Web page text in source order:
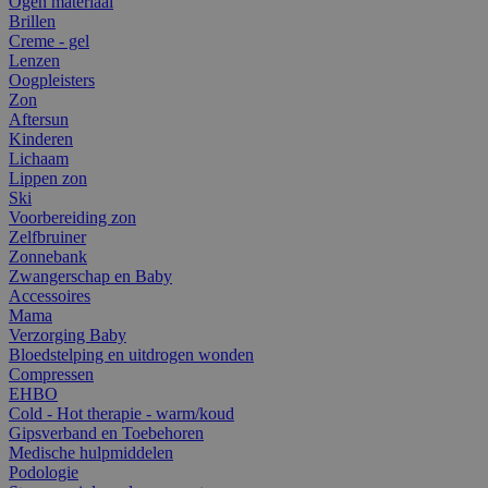
Brillen
Creme - gel
Lenzen
Oogpleisters
Zon
Aftersun
Kinderen
Lichaam
Lippen zon
Ski
Voorbereiding zon
Zelfbruiner
Zonnebank
Zwangerschap en Baby
Accessoires
Mama
Verzorging Baby
Bloedstelping en uitdrogen wonden
Compressen
EHBO
Cold - Hot therapie - warm/koud
Gipsverband en Toebehoren
Medische hulpmiddelen
Podologie